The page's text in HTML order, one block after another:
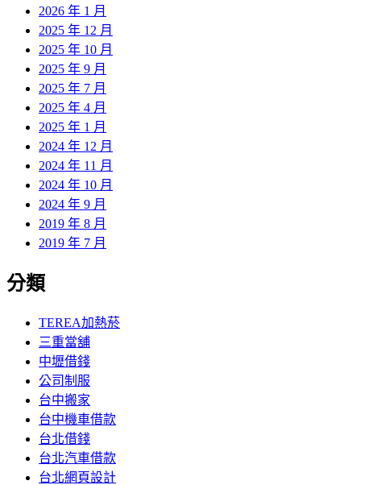
2026 年 1 月
2025 年 12 月
2025 年 10 月
2025 年 9 月
2025 年 7 月
2025 年 4 月
2025 年 1 月
2024 年 12 月
2024 年 11 月
2024 年 10 月
2024 年 9 月
2019 年 8 月
2019 年 7 月
分類
TEREA加熱菸
三重當舖
中壢借錢
公司制服
台中搬家
台中機車借款
台北借錢
台北汽車借款
台北網頁設計